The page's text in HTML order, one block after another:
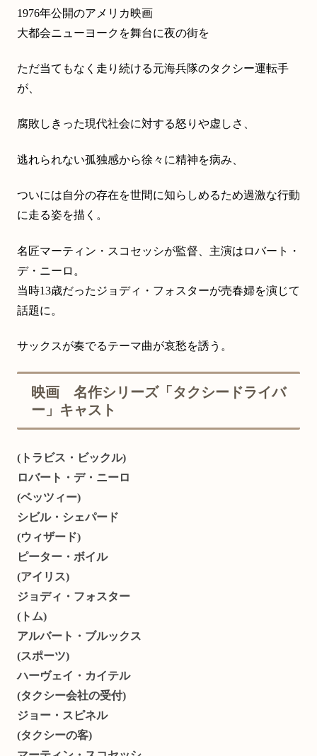
1976年公開のアメリカ映画
大都会ニューヨークを舞台に夜の街を
ただ当てもなく走り続ける元海兵隊のタクシー運転手
が、
腐敗しきった現代社会に対する怒りや虚しさ、
逃れられない孤独感から徐々に精神を病み、
ついには自分の存在を世間に知らしめるため過激な行動
に走る姿を描く。
名匠マーティン・スコセッシが監督、主演はロバート・
デ・ニーロ。
当時13歳だったジョディ・フォスターが売春婦を演じて
話題に。
サックスが奏でるテーマ曲が哀愁を誘う。
映画 名作シリーズ「タクシードライバ
ー」キャスト
(トラビス・ビックル)
ロバート・デ・ニーロ
(ベッツィー)
シビル・シェパード
(ウィザード)
ピーター・ボイル
(アイリス)
ジョディ・フォスター
(トム)
アルバート・ブルックス
(スポーツ)
ハーヴェイ・カイテル
(タクシー会社の受付)
ジョー・スピネル
(タクシーの客)